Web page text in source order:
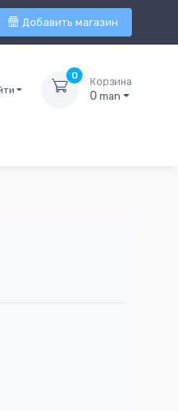
Добавить магазин
0
Корзина
0 man